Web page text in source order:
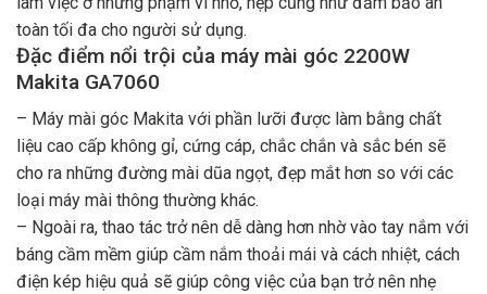
toàn tối đa cho người sử dụng.
Đặc điểm nổi trội của máy mài góc 2200W
Makita GA7060
– Máy mài góc Makita với phần lưỡi được làm bằng chất
liệu cao cấp không gỉ, cứng cáp, chắc chắn và sắc bén sẽ
cho ra những đường mài dũa ngọt, đẹp mắt hơn so với các
loại máy mài thông thường khác.
– Ngoài ra, thao tác trở nên dễ dàng hơn nhờ vào tay nắm với
báng cầm mềm giúp cầm nắm thoải mái và cách nhiệt, cách
điện kép hiệu quả sẽ giúp công việc của bạn trở nên nhẹ